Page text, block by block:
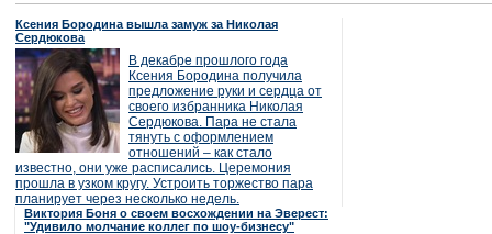
Ксения Бородина вышла замуж за Николая
Сердюкова
В декабре прошлого года
Ксения Бородина получила
предложение руки и сердца от
своего избранника Николая
Сердюкова. Пара не стала
тянуть с оформлением
отношений – как стало
известно, они уже расписались. Церемония
прошла в узком кругу. Устроить торжество пара
планирует через несколько недель.
Виктория Боня о своем восхождении на Эверест:
"Удивило молчание коллег по шоу-бизнесу"